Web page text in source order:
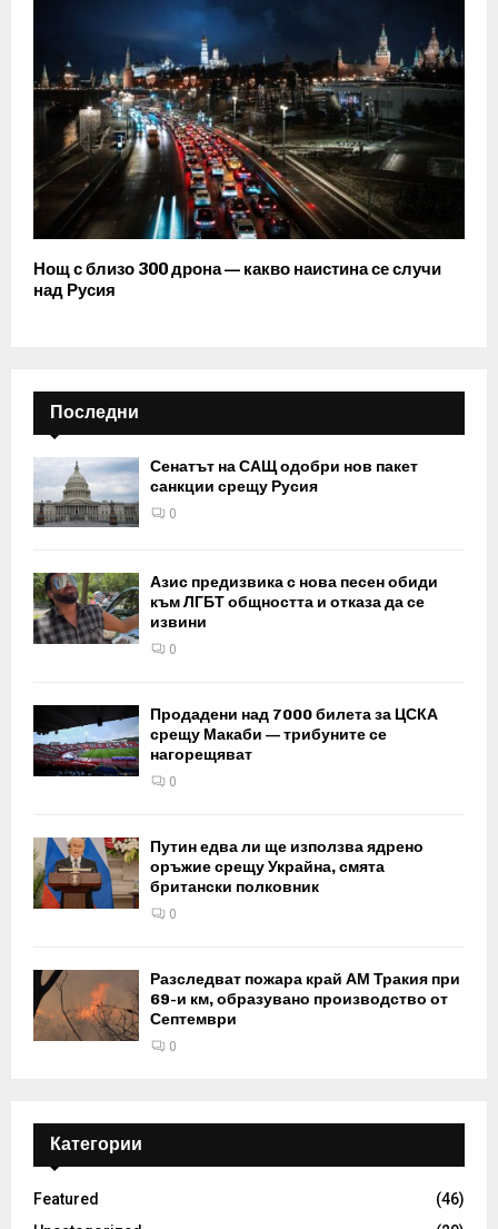
Нощ с близо 300 дрона — какво наистина се случи
над Русия
Последни
Сенатът на САЩ одобри нов пакет
санкции срещу Русия
0
Азис предизвика с нова песен обиди
към ЛГБТ общността и отказа да се
извини
0
Продадени над 7000 билета за ЦСКА
срещу Макаби — трибуните се
нагорещяват
0
Путин едва ли ще използва ядрено
оръжие срещу Украйна, смята
британски полковник
0
Разследват пожара край АМ Тракия при
69-и км, образувано производство от
Септември
0
Категории
Featured
(46)